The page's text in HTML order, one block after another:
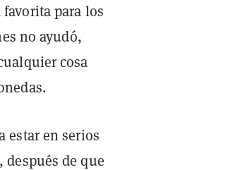
para los
no ayudó,
cosa
estar en serios
de que